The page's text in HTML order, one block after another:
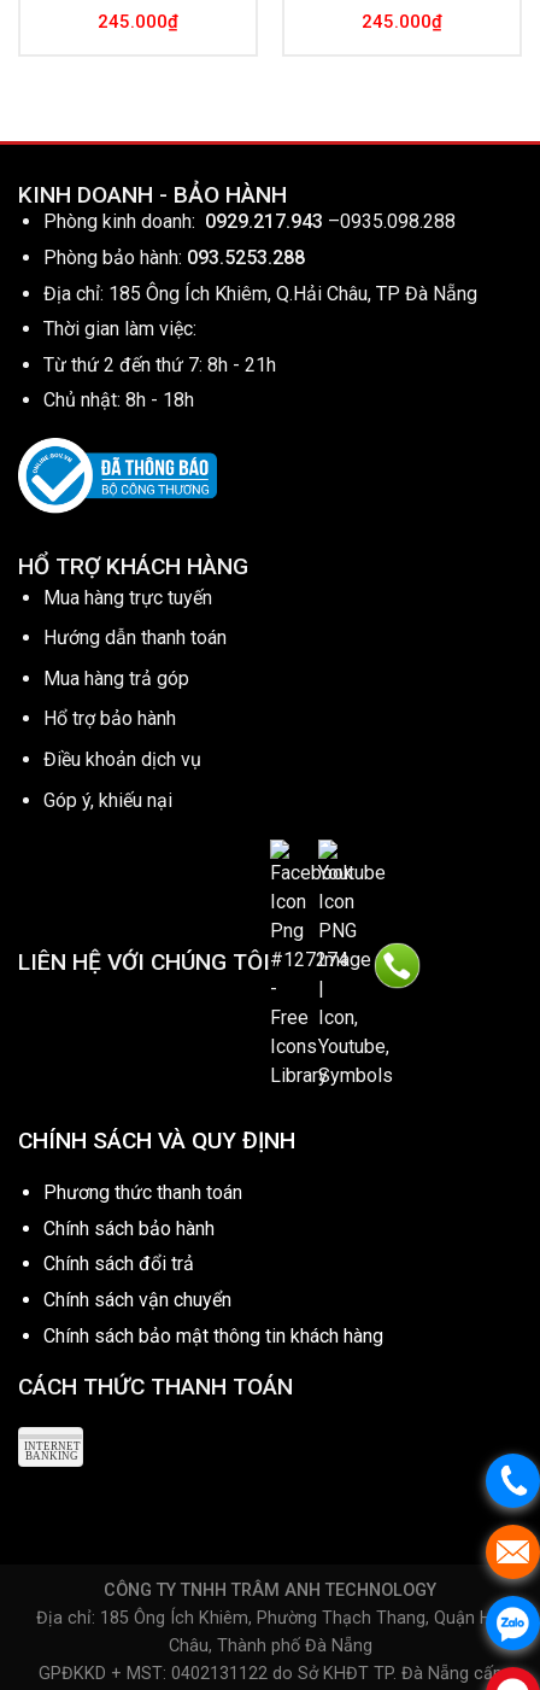
245.000₫
245.000₫
KINH DOANH - BẢO HÀNH
Phòng kinh doanh: 0929.217.943 –0935.098.288
Phòng bảo hành: 093.5253.288
Địa chỉ: 185 Ông Ích Khiêm, Q.Hải Châu, TP Đà Nẵng
Thời gian làm việc:
Từ thứ 2 đến thứ 7: 8h - 21h
Chủ nhật: 8h - 18h
HỔ TRỢ KHÁCH HÀNG
Mua hàng trực tuyến
Hướng dẫn thanh toán
Mua hàng trả góp
Hổ trợ bảo hành
Điều khoản dịch vụ
Góp ý, khiếu nại
LIÊN HỆ VỚI CHÚNG TÔI
CHÍNH SÁCH VÀ QUY ĐỊNH
Phương thức thanh toán
Chính sách bảo hành
Chính sách đổi trả
Chính sách vận chuyển
Chính sách bảo mật thông tin khách hàng
CÁCH THỨC THANH TOÁN
CÔNG TY TNHH TRÂM ANH TECHNOLOGY
Địa chỉ: 185 Ông Ích Khiêm, Phường Thạch Thang, Quận Hải
Châu, Thành phố Đà Nẵng
GPĐKKD + MST: 0402131122 do Sở KHĐT TP. Đà Nẵng cấp